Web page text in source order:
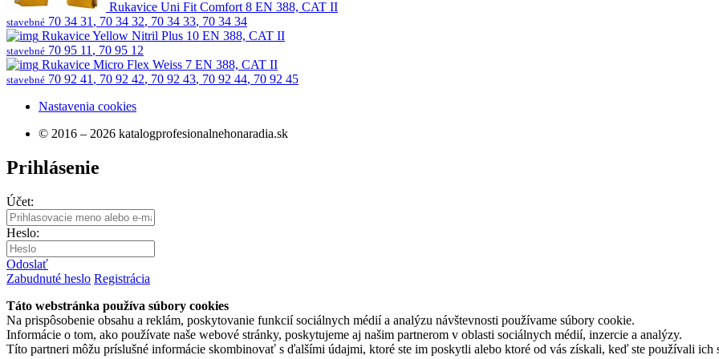
Rukavice Uni Fit Comfort 8 EN 388, CAT II
stavebné 70 34 31 , 70 34 32, 70 34 33, 70 34 34
Rukavice Yellow Nitril Plus 10 EN 388, CAT II
stavebné 70 95 11 , 70 95 12
Rukavice Micro Flex Weiss 7 EN 388, CAT II
stavebné 70 92 41 , 70 92 42, 70 92 43, 70 92 44, 70 92 45
Nastavenia cookies
© 2016 – 2026 katalogprofesionalnehonaradia.sk
Prihlásenie
Účet:
Heslo:
Odoslať
Zabudnuté heslo Registrácia
Táto webstránka používa súbory cookies
Na prispôsobenie obsahu a reklám, poskytovanie funkcií sociálnych médií a analýzu návštevnosti používame súbory cookie.
Informácie o tom, ako používate naše webové stránky, poskytujeme aj našim partnerom v oblasti sociálnych médií, inzercie a analýzy.
Títo partneri môžu príslušné informácie skombinovať s ďalšími údajmi, ktoré ste im poskytli alebo ktoré od vás získali, keď ste používali ich